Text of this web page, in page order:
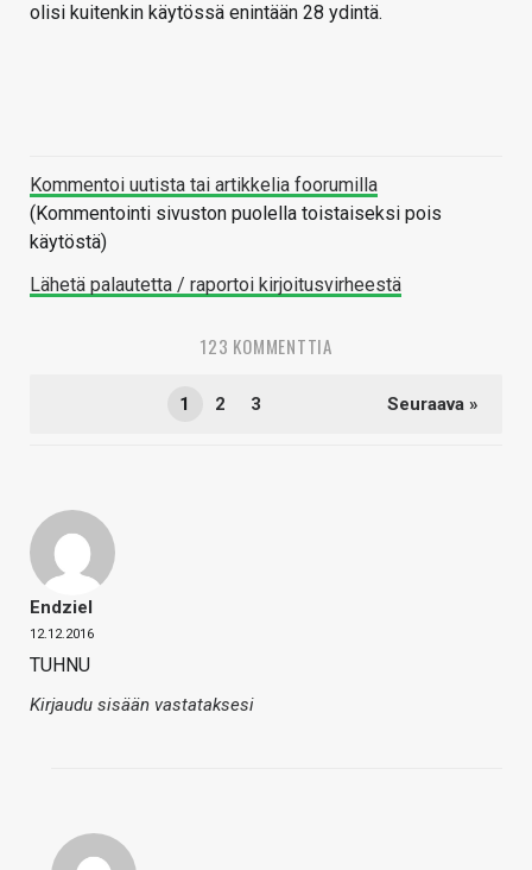
olisi kuitenkin käytössä enintään 28 ydintä.
Kommentoi uutista tai artikkelia foorumilla
(Kommentointi sivuston puolella toistaiseksi pois
käytöstä)
Lähetä palautetta / raportoi kirjoitusvirheestä
123 KOMMENTTIA
1 2 3 Seuraava »
Endziel
12.12.2016
TUHNU
Kirjaudu sisään vastataksesi